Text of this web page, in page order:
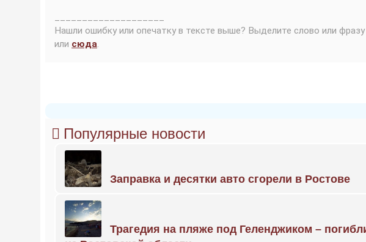
Нашли ошибку или опечатку в тексте выше? Выделите слово или
или сюда.
Популярные новости
Заправка и десятки авто сгорели в Ростове
Трагедия на пляже под Геленджиком –